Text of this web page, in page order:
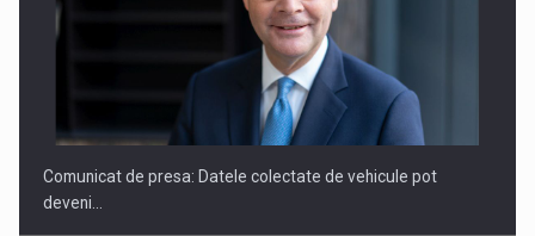
ROOTED IN ROMANIA, BUILT TO DELIVER TECHNOLOGY FOR
Comunicat de presa: Datele colectate de vehicule pot
deveni…